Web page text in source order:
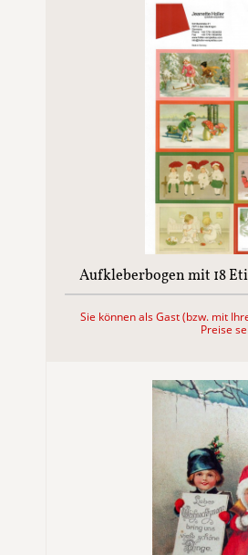
Aufkleberbogen mit 18
Sie können als Gast (bzw. mit
Preise